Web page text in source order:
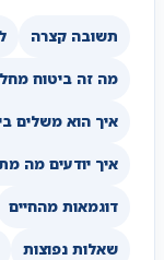
תשובה קצרה
מה זה ביטוח
איך הוא משלים
איך יודעים מה
דוגמאות מהחיים
שאלות נפוצות